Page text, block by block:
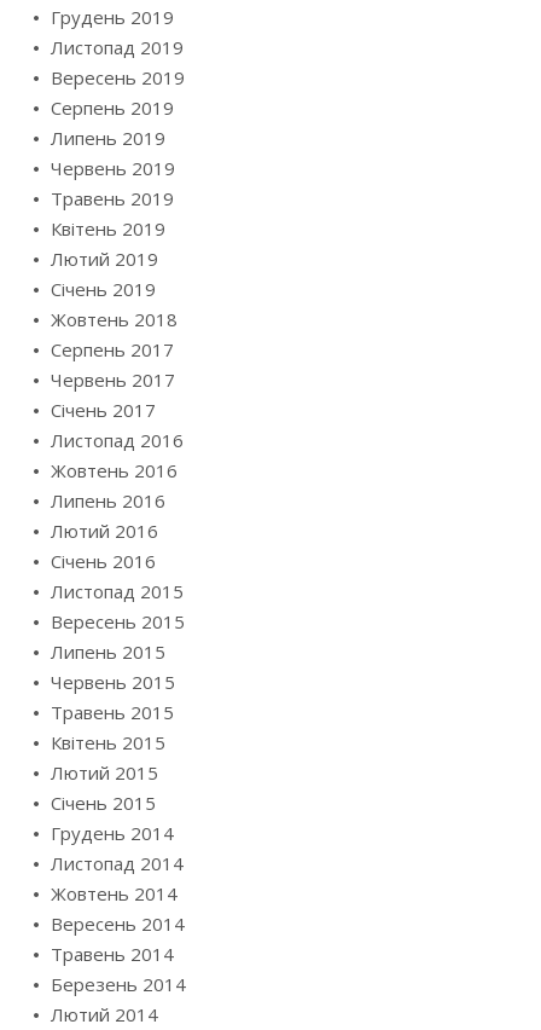
Грудень 2019
Листопад 2019
Вересень 2019
Серпень 2019
Липень 2019
Червень 2019
Травень 2019
Квітень 2019
Лютий 2019
Січень 2019
Жовтень 2018
Серпень 2017
Червень 2017
Січень 2017
Листопад 2016
Жовтень 2016
Липень 2016
Лютий 2016
Січень 2016
Листопад 2015
Вересень 2015
Липень 2015
Червень 2015
Травень 2015
Квітень 2015
Лютий 2015
Січень 2015
Грудень 2014
Листопад 2014
Жовтень 2014
Вересень 2014
Травень 2014
Березень 2014
Лютий 2014